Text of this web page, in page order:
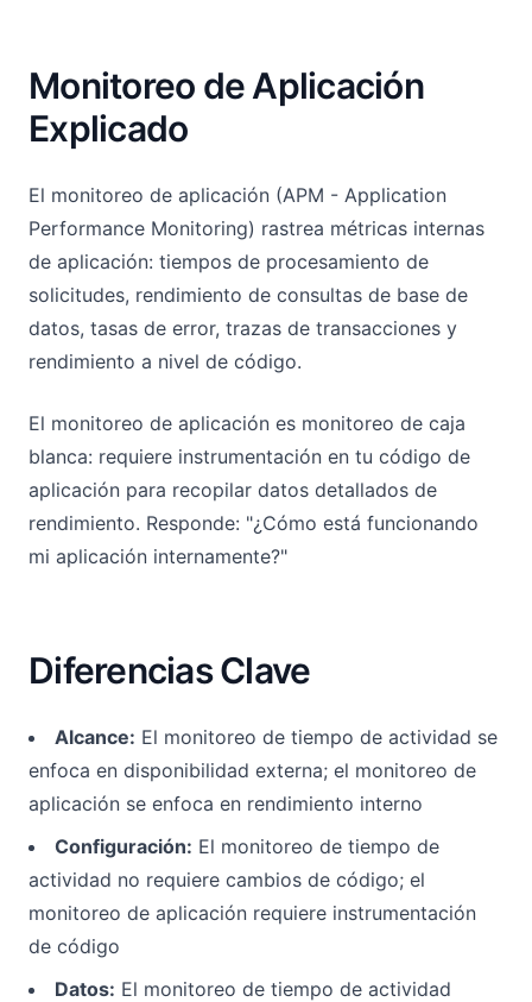
Monitoreo de Aplicación
Explicado
El monitoreo de aplicación (APM - Application
Performance Monitoring) rastrea métricas internas
de aplicación: tiempos de procesamiento de
solicitudes, rendimiento de consultas de base de
datos, tasas de error, trazas de transacciones y
rendimiento a nivel de código.
El monitoreo de aplicación es monitoreo de caja
blanca: requiere instrumentación en tu código de
aplicación para recopilar datos detallados de
rendimiento. Responde: "¿Cómo está funcionando
mi aplicación internamente?"
Diferencias Clave
Alcance: El monitoreo de tiempo de actividad se
enfoca en disponibilidad externa; el monitoreo de
aplicación se enfoca en rendimiento interno
Configuración: El monitoreo de tiempo de
actividad no requiere cambios de código; el
monitoreo de aplicación requiere instrumentación
de código
Datos: El monitoreo de tiempo de actividad